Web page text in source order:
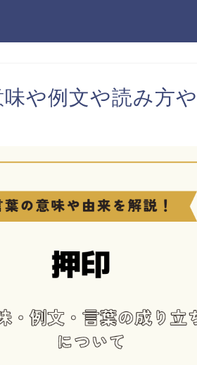
味や例文や読み方